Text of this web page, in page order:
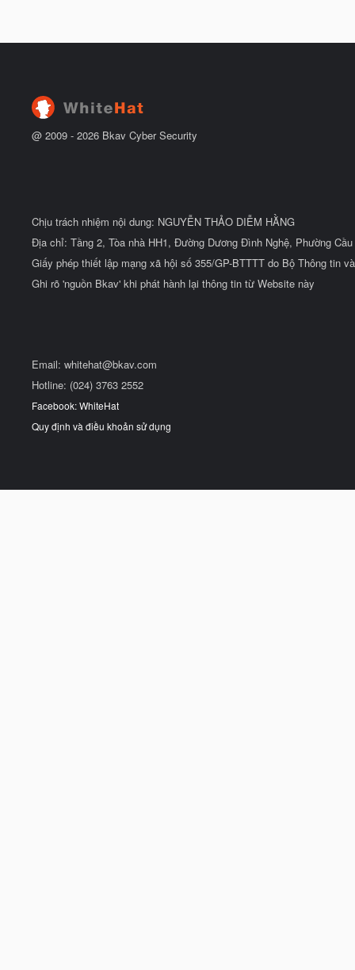
@ 2009 - 2026 Bkav Cyber Security
Chịu trách nhiệm nội dung: NGUYỄN THẢO DIỄM HẰNG
Địa chỉ: Tầng 2, Tòa nhà HH1, Đường Dương Đình Nghệ, Phường
Giấy phép thiết lập mạng xã hội số 355/GP-BTTTT do Bộ Thông tin
Ghi rõ 'nguồn Bkav' khi phát hành lại thông tin từ Website này
Email: whitehat@bkav.com
Hotline: (024) 3763 2552
Facebook: WhiteHat
Quy định và điều khoản sử dụng